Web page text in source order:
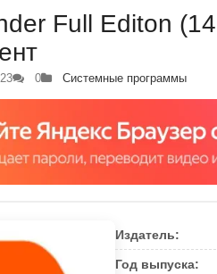
Full Editon
0 Системные программы
Издатель:
Год выпуска: